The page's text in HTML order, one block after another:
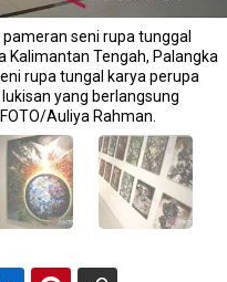
seni rupa tunggal
Kalimantan Tengah, Palangka
rupa tungal karya perupa
yang berlangsung
Auliya Rahman.